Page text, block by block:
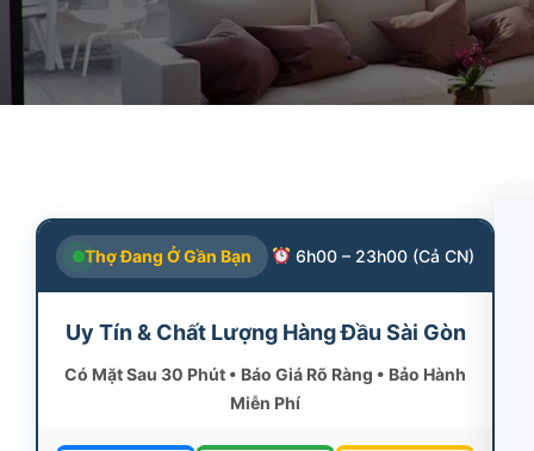
Thợ Đang Ở Gần Bạn 6h00 – 23h00 (Cả CN)
Uy Tín & Chất Lượng Hàng Đầu Sài Gòn
Có Mặt Sau 30 Phút • Báo Giá Rõ Ràng • Bảo Hành
Miễn Phí